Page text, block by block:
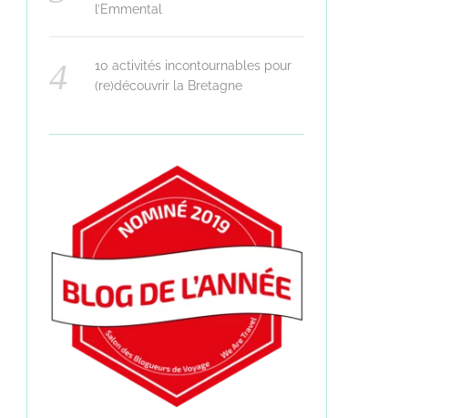
l’Emmental
10 activités incontournables pour
(re)découvrir la Bretagne